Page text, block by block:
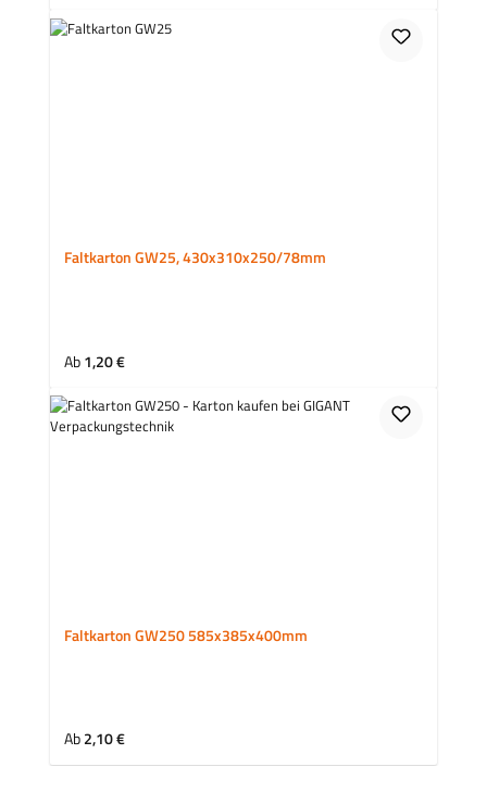
Faltkarton GW25, 430x310x250/78mm
Regulärer Preis:
Ab1,20 €
Faltkarton GW250 585x385x400mm
Regulärer Preis:
Ab2,10 €